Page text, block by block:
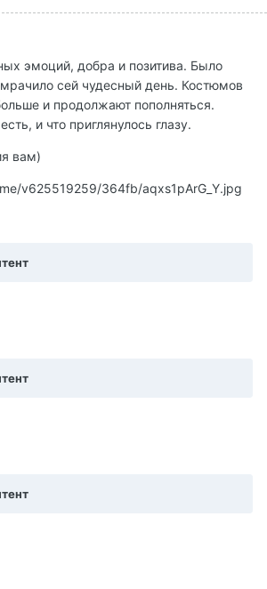
эмоций, добра и позитива. Было
сей чудесный день. Костюмов
и продолжают пополняться.
и что приглянулось глазу.
вам)
v625519259/364fb/aqxs1pArG_Y.jpg